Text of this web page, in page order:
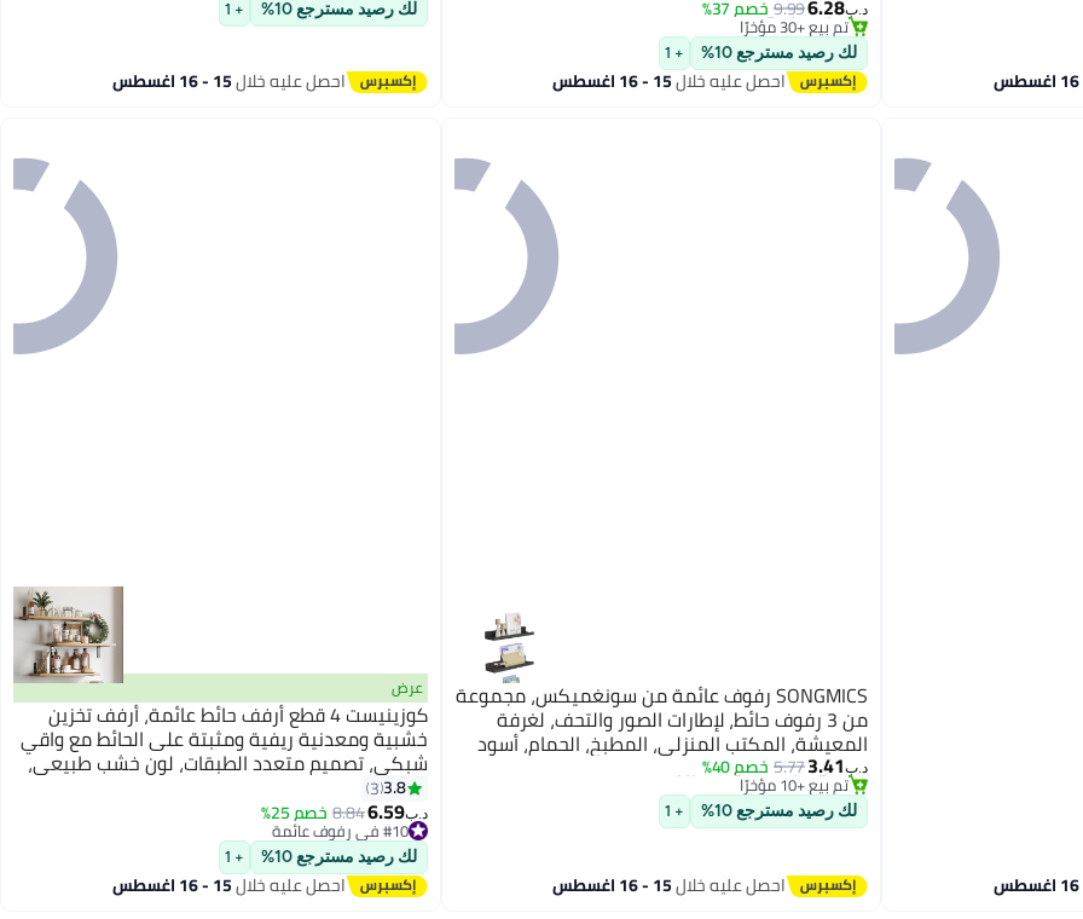
د.ب‏ 9.99خصم 37% تم بيع +30 مؤخرًا
#2 في رفوف عائمة
لك رصيد مسترجع 10% + 1
احصل عليه خلال15 - 16 اغسطس
#1 في رفوف عائمة
لك رصيد مسترجع 10% + 1
احصل عليه خلال15 - 16 اغسطس
SONGMICS رفوف عائمة من سونغميكس، مجموعة
من 3 رفوف حائط، لإطارات الصور والتحف، لغرفة
المعيشة، المكتب المنزلي، المطبخ، الحمام، أسود
د.ب‏3.41
5.77خصم 40%
أقل سعر في 7 يوم
باقي 1 وحدات في المخزون
تم بيع +10 مؤخرًا
أقل سعر في 7 يوم
لك رصيد مسترجع 10% + 1
احصل عليه خلال15 - 16 اغسطس
عرض
كوزينيست 4 قطع أرفف حائط عائمة، أرفف تخزين
خشبية ومعدنية ريفية ومثبتة على الحائط مع واقي
شبكي، تصميم متعدد الطبقات، لون خشب طبيعي،
أرفف كبيرة وعميقة لغرفة النوم والحمام والمطبخ
وغرفة المعيشة والغسيل وديكور الخزانة
3.8
3
د.ب‏6.59
8.84خصم 25% #10 في رفوف عائمة
تم بيع +10 مؤخرًا
#10 في رفوف عائمة
لك رصيد مسترجع 10% + 1
احصل عليه خلال15 - 16 اغسطس